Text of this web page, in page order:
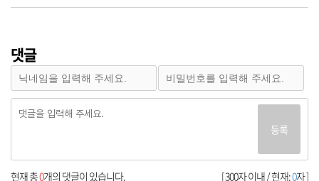
댓글
등록
[ 300자 이내 / 현재:0자 ]
현재 총0개의 댓글이 있습니다.